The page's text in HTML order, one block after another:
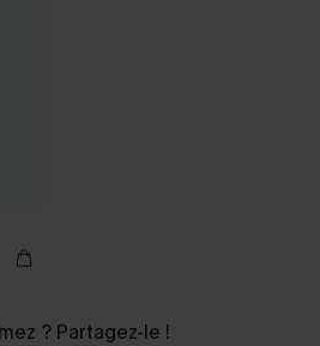
? Partagez-le !